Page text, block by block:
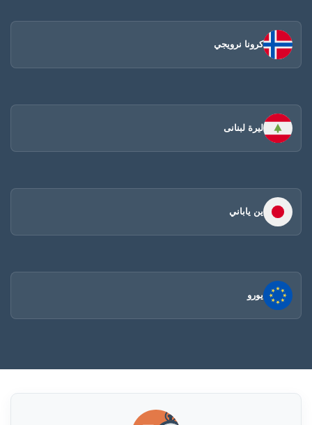
كرونا نرويجي
ليرة لبنانى
ين ياباني
يورو